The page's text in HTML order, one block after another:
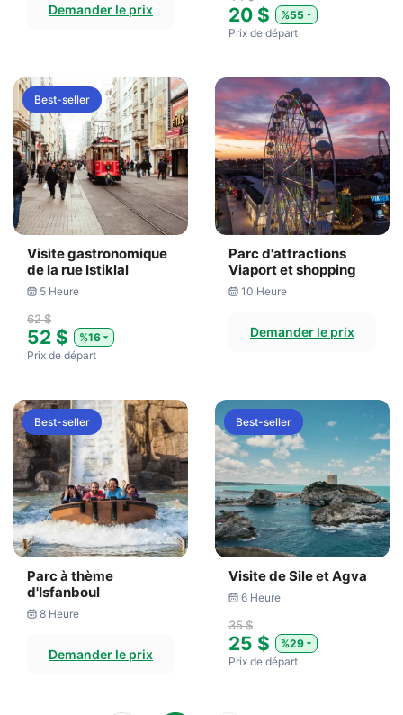
Demander le prix 20 $
%55
Prix ​​de départ
Best-seller
Visite gastronomique
de la rue Istiklal
5 Heure
62 $
52 $
%16
Prix ​​de départ
Parc d'attractions
Viaport et shopping
10 Heure
Demander le prix
Best-seller
Parc à thème
d'Isfanboul
8 Heure
Demander le prix
Best-seller
Visite de Sile et Agva
6 Heure
35 $
25 $
%29
Prix ​​de départ